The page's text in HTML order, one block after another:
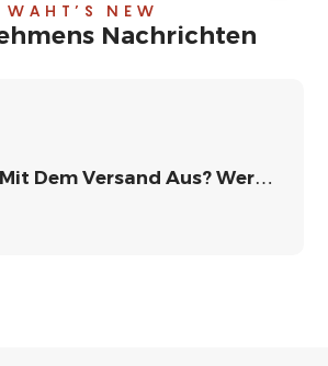
WAHT’S NEW
Nachrichten
Dem Versand Aus? Wer